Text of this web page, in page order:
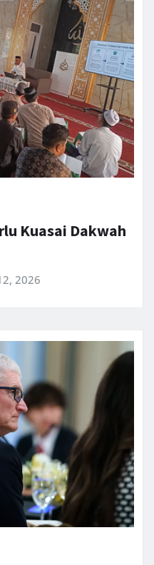
Kuasai Dakwah
2026